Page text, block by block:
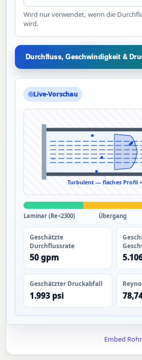
Wird nur verwendet, wenn die
wird.
Durchfluss, Geschwindigkeit &
Live-Vorschau
Turbulent — flaches Profil
Laminar (Re<2300) Übergang
Geschätzte
Durchflussrate
50 gpm
Geschätzter Druckabfall
1.993 psi
Embed